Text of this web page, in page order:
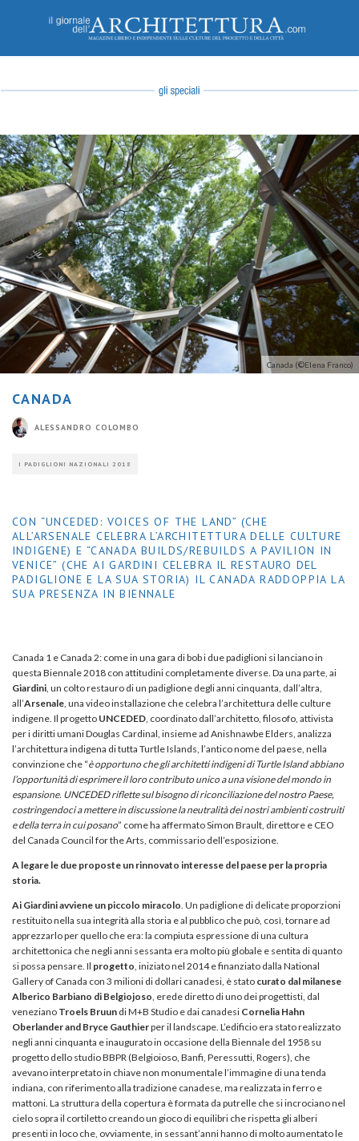
Canada (©Elena Franco)
CANADA
ALESSANDRO COLOMBO
I PADIGLIONI NAZIONALI 2018
CON “UNCEDED: VOICES OF THE LAND” (CHE
ALL’ARSENALE CELEBRA L’ARCHITETTURA DELLE CULTURE
INDIGENE) E “CANADA BUILDS/REBUILDS A PAVILION IN
VENICE” (CHE AI GARDINI CELEBRA IL RESTAURO DEL
PADIGLIONE E LA SUA STORIA) IL CANADA RADDOPPIA LA
SUA PRESENZA IN BIENNALE
Canada 1 e Canada 2: come in una gara di bob i due padiglioni si lanciano in
questa Biennale 2018 con attitudini completamente diverse. Da una parte, ai
Giardini, un colto restauro di un padiglione degli anni cinquanta, dall’altra,
all’Arsenale, una video installazione che celebra l’architettura delle culture
indigene. Il progetto UNCEDED, coordinato dall’architetto, filosofo, attivista
per i diritti umani Douglas Cardinal, insieme ad Anishnawbe Elders, analizza
l’architettura indigena di tutta Turtle Islands, l’antico nome del paese, nella
convinzione che “è opportuno che gli architetti indigeni di Turtle Island abbiano
l’opportunità di esprimere il loro contributo unico a una visione del mondo in
espansione. UNCEDED riflette sul bisogno di riconciliazione del nostro Paese,
costringendoci a mettere in discussione la neutralità dei nostri ambienti costruiti
e della terra in cui posano” come ha affermato Simon Brault, direttore e CEO
del Canada Council for the Arts, commissario dell’esposizione.
A legare le due proposte un rinnovato interesse del paese per la propria
storia.
Ai Giardini avviene un piccolo miracolo. Un padiglione di delicate proporzioni
restituito nella sua integrità alla storia e al pubblico che può, così, tornare ad
apprezzarlo per quello che era: la compiuta espressione di una cultura
architettonica che negli anni sessanta era molto più globale e sentita di quanto
si possa pensare. Il progetto, iniziato nel 2014 e finanziato dalla National
Gallery of Canada con 3 milioni di dollari canadesi, è stato curato dal milanese
Alberico Barbiano di Belgiojoso, erede diretto di uno dei progettisti, dal
veneziano Troels Bruun di M+B Studio e dai canadesi Cornelia Hahn
Oberlander and Bryce Gauthierper il landscape. L’edificio era stato realizzato
negli anni cinquanta e inaugurato in occasione della Biennale del 1958 su
progetto dello studio BBPR (Belgioioso, Banfi, Peressutti, Rogers), che
avevano interpretato in chiave non monumentale l’immagine di una tenda
indiana, con riferimento alla tradizione canadese, ma realizzata in ferro e
mattoni. La struttura della copertura è formata da putrelle che si incrociano nel
cielo sopra il cortiletto creando un gioco di equilibri che rispetta gli alberi
presenti in loco che, ovviamente, in sessant’anni hanno di molto aumentato le